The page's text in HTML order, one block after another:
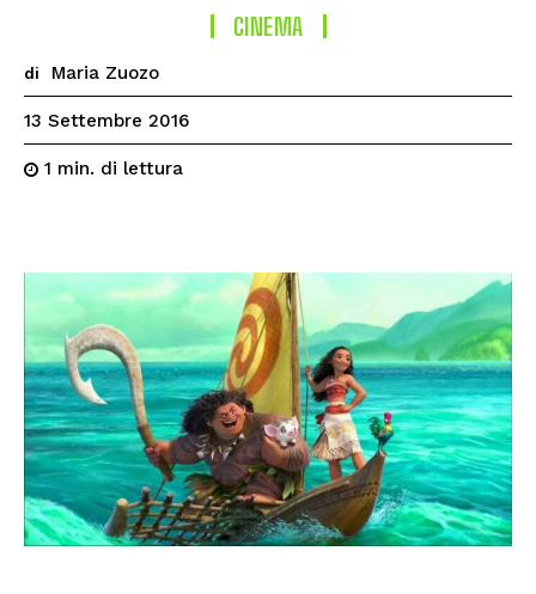
CINEMA
di Maria Zuozo
13 Settembre 2016
1 min. di lettura